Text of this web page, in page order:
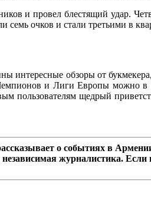
и провел блестящий удар.
семь очков и стали третьими в
интересные обзоры от
и Лиги Европы можно в
пользователям щедрый
о событиях в
журналистика.